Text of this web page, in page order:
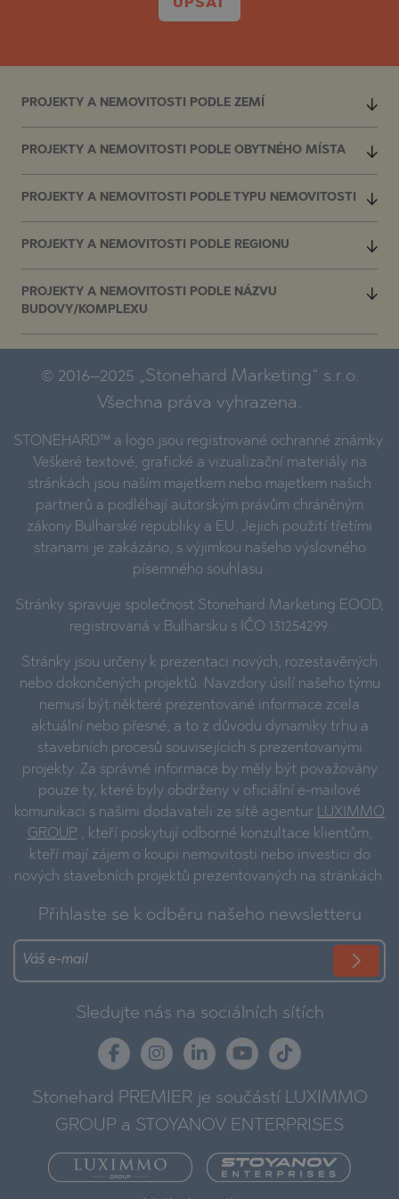
UPSAT
PROJEKTY A NEMOVITOSTI PODLE ZEMÍ
PROJEKTY A NEMOVITOSTI PODLE OBYTNÉHO MÍSTA
PROJEKTY A NEMOVITOSTI PODLE TYPU NEMOVITOSTI
PROJEKTY A NEMOVITOSTI PODLE REGIONU
PROJEKTY A NEMOVITOSTI PODLE NÁZVU
BUDOVY/KOMPLEXU
© 2016–2025 „Stonehard Marketing“ s.r.o.
Všechna práva vyhrazena.
STONEHARD™ a logo jsou registrované ochranné známky.
Veškeré textové, grafické a vizualizační materiály na
stránkách jsou naším majetkem nebo majetkem našich
partnerů a podléhají autorským právům chráněným
zákony Bulharské republiky a EU. Jejich použití třetími
stranami je zakázáno, s výjimkou našeho výslovného
písemného souhlasu.
Stránky spravuje společnost Stonehard Marketing EOOD,
registrovaná v Bulharsku s IČO 131254299.
Stránky jsou určeny k prezentaci nových, rozestavěných
nebo dokončených projektů. Navzdory úsilí našeho týmu
nemusí být některé prezentované informace zcela
aktuální nebo přesné, a to z důvodu dynamiky trhu a
stavebních procesů souvisejících s prezentovanými
projekty. Za správné informace by měly být považovány
pouze ty, které byly obdrženy v oficiální e-mailové
komunikaci s našimi dodavateli ze sítě agentur LUXIMMO
GROUP , kteří poskytují odborné konzultace klientům,
kteří mají zájem o koupi nemovitosti nebo investici do
nových stavebních projektů prezentovaných na stránkách.
Přihlaste se k odběru našeho newsletteru
Sledujte nás na sociálních sítích
Stonehard PREMIER je součástí LUXIMMO
GROUP a STOYANOV ENTERPRISES